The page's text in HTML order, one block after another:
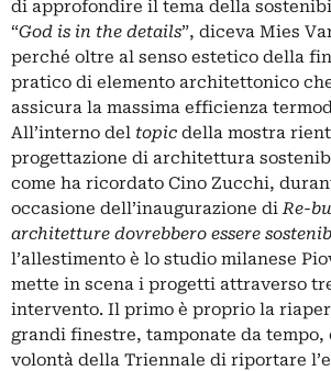
di approfondire il tema della
“God is in the details”, diceva Mies
perché oltre al senso estetico della
pratico di elemento architettonico
assicura la massima efficienza
All’interno del topic della mostra
progettazione di architettura
come ha ricordato Cino Zucchi,
occasione dell’inaugurazione diRe-
architetture dovrebbero essere
l’allestimento è lo studio milanese
mette in scena i progetti attraverso
intervento. Il primo è proprio la
grandi finestre, tamponate da tempo,
volontà della Triennale di riportare